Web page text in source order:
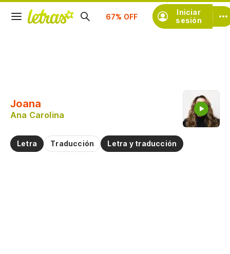
Iniciar
sesión
Suscríbete
Joana
Ana Carolina
Letra Traducción Letra y traducción
Practicar la pronunciación de